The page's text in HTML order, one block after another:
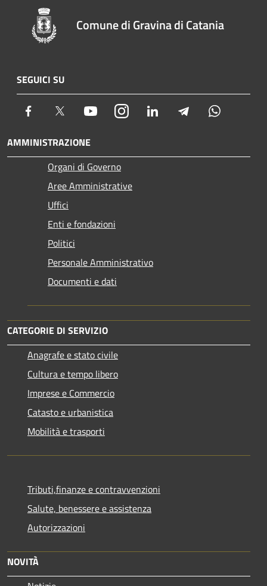
Comune di Gravina di Catania
SEGUICI SU
Facebook Twitter YoutubeInstagram LinkedIn Telegram
AMMINISTRAZIONE
Organi di Governo
Aree Amministrative
Uffici
Enti e fondazioni
Politici
Personale Amministrativo
Documenti e dati
CATEGORIE DI SERVIZIO
Anagrafe e stato civile
Cultura e tempo libero
Imprese e Commercio
Catasto e urbanistica
Mobilità e trasporti
Tributi,finanze e contravvenzioni
Salute, benessere e assistenza
Autorizzazioni
NOVITÀ